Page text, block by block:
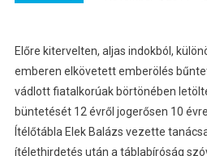
Előre kitervelten, aljas indokból,
emberen elkövetett emberölés
vádlott fiatalkorúak börtönében
büntetését 12 évről jogerősen 10
Ítélőtábla Elek Balázs vezette
ítélethirdetés után a táblabíróság